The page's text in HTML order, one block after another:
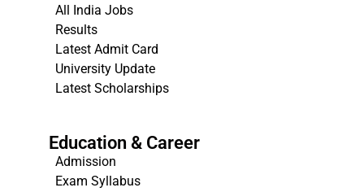
All India Jobs
Results
Latest Admit Card
University Update
Latest Scholarships
Education & Career
Admission
Exam Syllabus